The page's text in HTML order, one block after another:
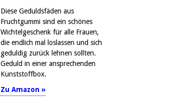
Diese Geduldsfäden aus
Fruchtgummi sind ein schönes
Wichtelgeschenk für alle Frauen,
die endlich mal loslassen und sich
geduldig zurück lehnen sollten.
Geduld in einer ansprechenden
Kunststoffbox.
Zu Amazon »